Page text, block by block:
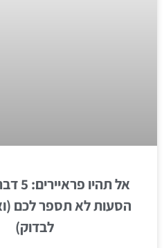
אל
הסעות לא תספר לכם
לבדוק)